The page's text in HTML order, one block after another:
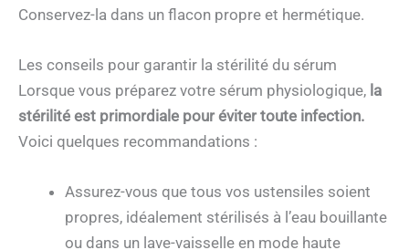
Conservez-la dans un flacon propre et hermétique.
Les conseils pour garantir la stérilité du sérum
Lorsque vous préparez votre sérum physiologique, la
stérilité est primordiale pour éviter toute infection.
Voici quelques recommandations :
Assurez-vous que tous vos ustensiles soient
propres, idéalement stérilisés à l’eau bouillante
ou dans un lave-vaisselle en mode haute